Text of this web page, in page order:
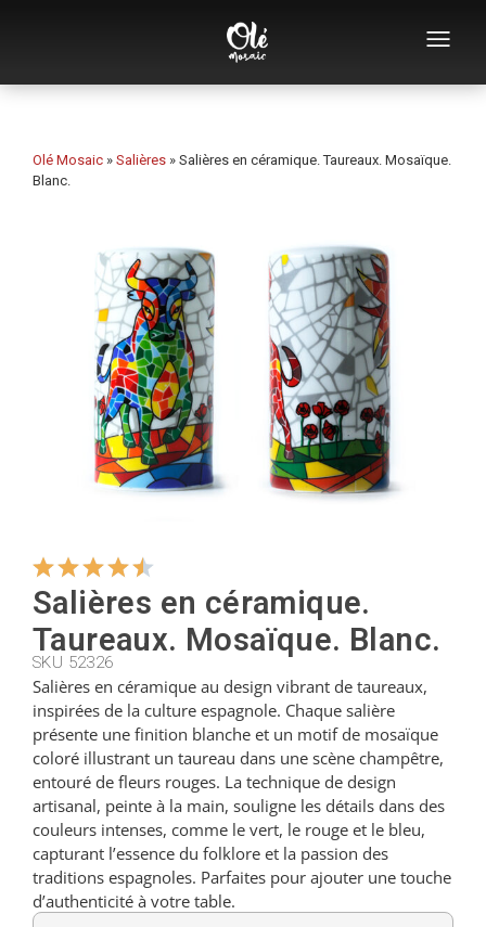
Qui sommes-nous
Ouvre-bouteilles
Tasses
Bols
Cendriers
Cintres
Coupeurs
Petites cuillères
Louches
Dés à coudre
Figurines
Olé Mosaic » Salières » Salières en céramique. Taureaux. Mosaïque.
Blanc.
Salières en céramique.
Taureaux. Mosaïque. Blanc.
SKU 52326
Salières en céramique au design vibrant de taureaux,
inspirées de la culture espagnole. Chaque salière
présente une finition blanche et un motif de mosaïque
coloré illustrant un taureau dans une scène champêtre,
entouré de fleurs rouges. La technique de design
artisanal, peinte à la main, souligne les détails dans des
couleurs intenses, comme le vert, le rouge et le bleu,
capturant l’essence du folklore et la passion des
traditions espagnoles. Parfaites pour ajouter une touche
d’authenticité à votre table.